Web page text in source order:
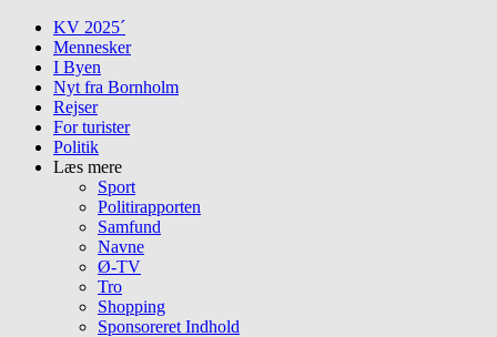
Skip
content
KV 2025´
Mennesker
I Byen
Nyt fra Bornholm
Rejser
For turister
Politik
Læs mere
Sport
Politirapporten
Samfund
Navne
Ø-TV
Tro
Shopping
Sponsoreret Indhold